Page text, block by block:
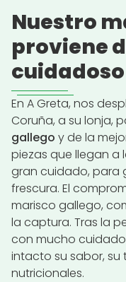
Nuestro
proviene
En A Greta, nos
Coruña, a su lonja,
gallego y de la
piezas que llegan a
gran cuidado, para
frescura. El
marisco gallego,
la captura. Tras la
con mucho
intacto su sabor, su
nutricionales.